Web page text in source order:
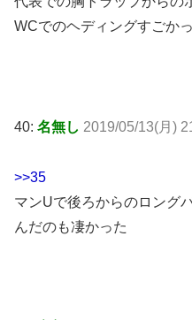
WCでのヘディングすごか
40: 名無し 2019/05/13(月)
>>35
マンUで後ろからのロング
んだのも凄かった